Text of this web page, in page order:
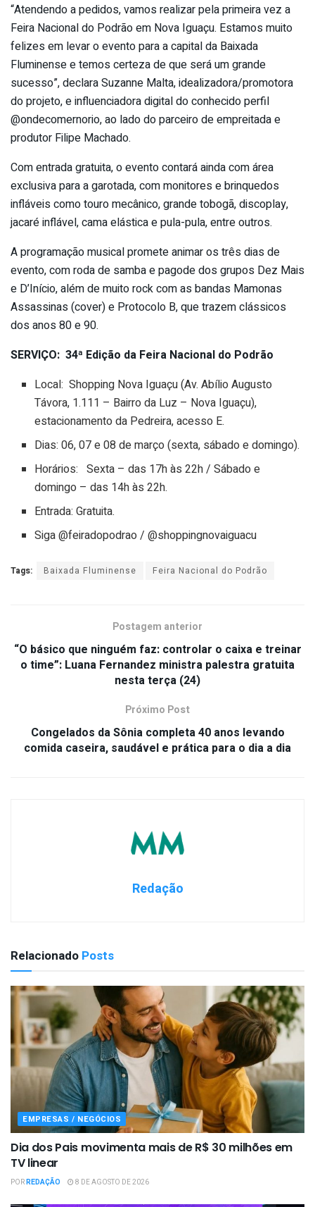
“Atendendo a pedidos, vamos realizar pela primeira vez a
Feira Nacional do Podrão em Nova Iguaçu. Estamos muito
felizes em levar o evento para a capital da Baixada
Fluminense e temos certeza de que será um grande
sucesso”, declara Suzanne Malta, idealizadora/promotora
do projeto, e influenciadora digital do conhecido perfil
@ondecomernorio, ao lado do parceiro de empreitada e
produtor Filipe Machado.
Com entrada gratuita, o evento contará ainda com área
exclusiva para a garotada, com monitores e brinquedos
infláveis como touro mecânico, grande tobogã, discoplay,
jacaré inflável, cama elástica e pula-pula, entre outros.
A programação musical promete animar os três dias de
evento, com roda de samba e pagode dos grupos Dez Mais
e D’Início, além de muito rock com as bandas Mamonas
Assassinas (cover) e Protocolo B, que trazem clássicos
dos anos 80 e 90.
SERVIÇO: 34ª Edição da Feira Nacional do Podrão
Local: Shopping Nova Iguaçu (Av. Abílio Augusto
Távora, 1.111 – Bairro da Luz – Nova Iguaçu),
estacionamento da Pedreira, acesso E.
Dias: 06, 07 e 08 de março (sexta, sábado e domingo).
Horários: Sexta – das 17h às 22h / Sábado e
domingo – das 14h às 22h.
Entrada: Gratuita.
Siga @feiradopodrao / @shoppingnovaiguacu
Tags: Baixada Fluminense Feira Nacional do Podrão
Postagem anterior
“O básico que ninguém faz: controlar o caixa e treinar
o time”: Luana Fernandez ministra palestra gratuita
nesta terça (24)
Próximo Post
Congelados da Sônia completa 40 anos levando
comida caseira, saudável e prática para o dia a dia
Redação
Relacionado Posts
EMPRESAS / NEGÓCIOS
Dia dos Pais movimenta mais de R$ 30 milhões em
TV linear
PORREDAÇÃO 8 DE AGOSTO DE 2026